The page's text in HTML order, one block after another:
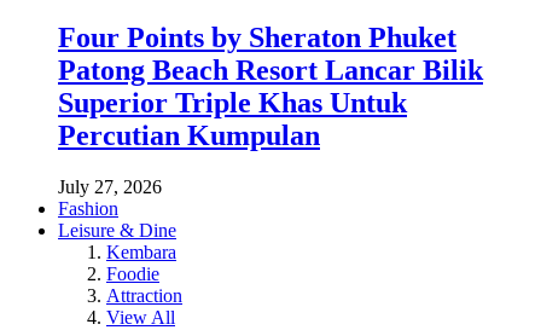
Four Points by Sheraton Phuket
Patong Beach Resort Lancar Bilik
Superior Triple Khas Untuk
Percutian Kumpulan
July 27, 2026
Fashion
Leisure & Dine
Kembara
Foodie
Attraction
View All